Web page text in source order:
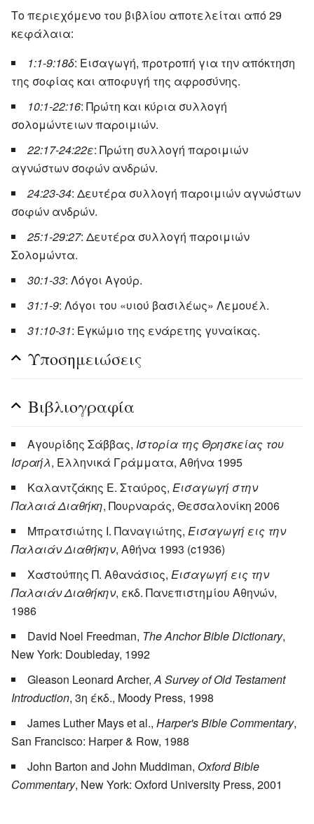
Το περιεχόμενο του βιβλίου αποτελείται από 29
κεφάλαια:
1:1-9:18δ: Εισαγωγή, προτροπή για την απόκτηση
της σοφίας και αποφυγή της αφροσύνης.
10:1-22:16: Πρώτη και κύρια συλλογή
σολομώντειων παροιμιών.
22:17-24:22ε: Πρώτη συλλογή παροιμιών
αγνώστων σοφών ανδρών.
24:23-34: Δευτέρα συλλογή παροιμιών αγνώστων
σοφών ανδρών.
25:1-29:27: Δευτέρα συλλογή παροιμιών
Σολομώντα.
30:1-33: Λόγοι Αγούρ.
31:1-9: Λόγοι του «υιού βασιλέως» Λεμουέλ.
31:10-31: Εγκώμιο της ενάρετης γυναίκας.
Υποσημειώσεις
Βιβλιογραφία
Αγουρίδης Σάββας, Ιστορία της Θρησκείας του
Ισραήλ, Ελληνικά Γράμματα, Αθήνα 1995
Καλαντζάκης Ε. Σταύρος, Εισαγωγή στην
Παλαιά Διαθήκη, Πουρναράς, Θεσσαλονίκη 2006
Μπρατσιώτης Ι. Παναγιώτης, Εισαγωγή εις την
Παλαιάν Διαθήκην, Αθήνα 1993 (c1936)
Χαστούπης Π. Αθανάσιος, Εισαγωγή εις την
Παλαιάν Διαθήκην, εκδ. Πανεπιστημίου Αθηνών,
1986
David Noel Freedman, The Anchor Bible Dictionary,
New York: Doubleday, 1992
Gleason Leonard Archer, A Survey of Old Testament
Introduction, 3η έκδ., Moody Press, 1998
James Luther Mays et al., Harper's Bible Commentary,
San Francisco: Harper & Row, 1988
John Barton and John Muddiman, Oxford Bible
Commentary, New York: Oxford University Press, 2001